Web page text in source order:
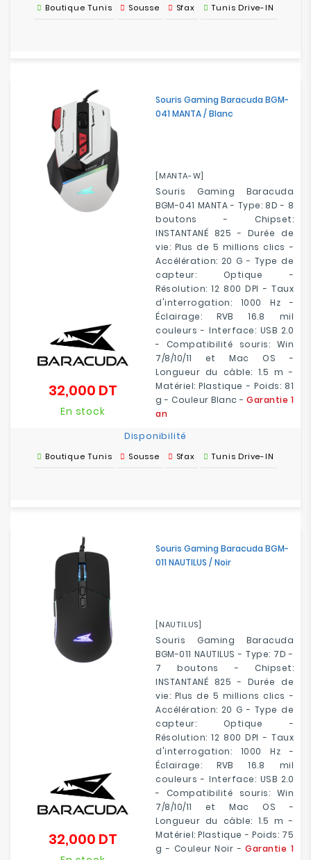
Boutique Tunis Sousse Sfax Tunis Drive-IN
Souris Gaming Baracuda BGM-
041 MANTA / Blanc
[MANTA-W]
Souris Gaming Baracuda
BGM-041 MANTA - Type: 8D - 8
boutons - Chipset:
INSTANTANÉ 825 - Durée de
vie: Plus de 5 millions clics -
Accélération: 20 G - Type de
capteur: Optique -
Résolution: 12 800 DPI - Taux
d'interrogation: 1000 Hz -
Éclairage: RVB 16.8 mil
couleurs - Interface: USB 2.0
- Compatibilité souris: Win
7/8/10/11 et Mac OS -
Longueur du câble: 1.5 m -
Matériel: Plastique - Poids: 81
g - Couleur Blanc - Garantie 1
an
32,000 DT
En stock
Disponibilité
Boutique Tunis Sousse Sfax Tunis Drive-IN
Souris Gaming Baracuda BGM-
011 NAUTILUS / Noir
[NAUTILUS]
Souris Gaming Baracuda
BGM-011 NAUTILUS - Type: 7D -
7 boutons - Chipset:
INSTANTANÉ 825 - Durée de
vie: Plus de 5 millions clics -
Accélération: 20 G - Type de
capteur: Optique -
Résolution: 12 800 DPI - Taux
d'interrogation: 1000 Hz -
Éclairage: RVB 16.8 mil
couleurs - Interface: USB 2.0
- Compatibilité souris: Win
7/8/10/11 et Mac OS -
Longueur du câble: 1.5 m -
Matériel: Plastique - Poids: 75
g - Couleur Noir -Garantie 1
32,000 DT